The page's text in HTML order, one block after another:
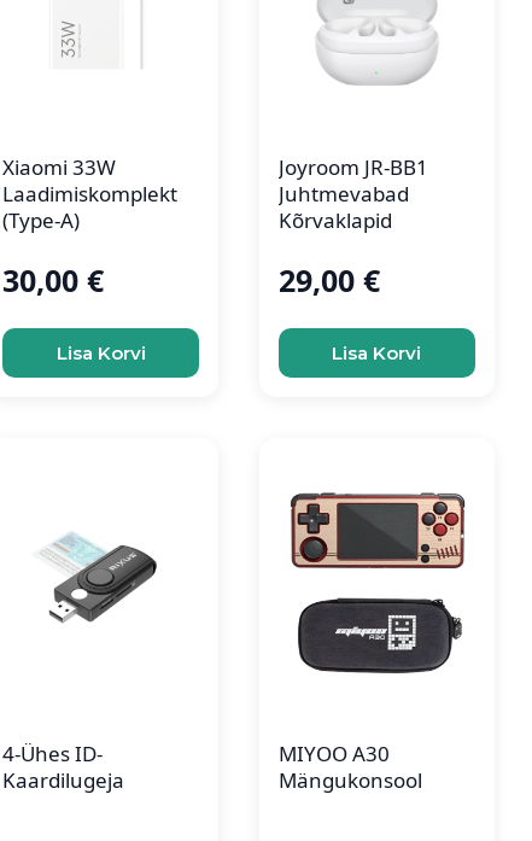
Xiaomi 33W
Laadimiskomplekt
(Type-A)
30,00€
Lisa Korvi
Joyroom JR-BB1
Juhtmevabad
Kõrvaklapid
29,00€
Lisa Korvi
4-Ühes ID-
Kaardilugeja
MIYOO A30
Mängukonsool